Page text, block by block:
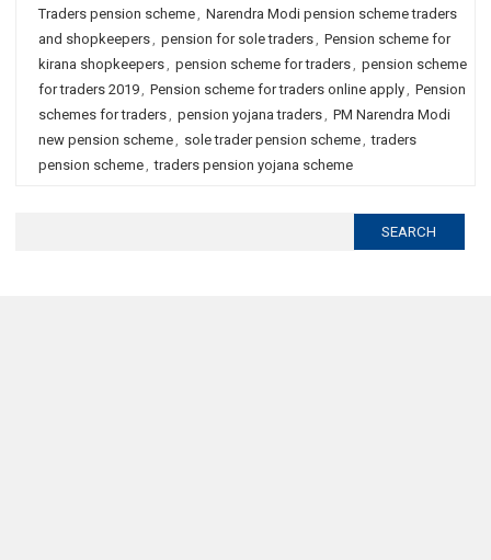
Traders pension scheme, Narendra Modi pension scheme traders
and shopkeepers, pension for sole traders, Pension scheme for
kirana shopkeepers, pension scheme for traders, pension scheme
for traders 2019, Pension scheme for traders online apply, Pension
schemes for traders, pension yojana traders, PM Narendra Modi
new pension scheme, sole trader pension scheme, traders
pension scheme, traders pension yojana scheme